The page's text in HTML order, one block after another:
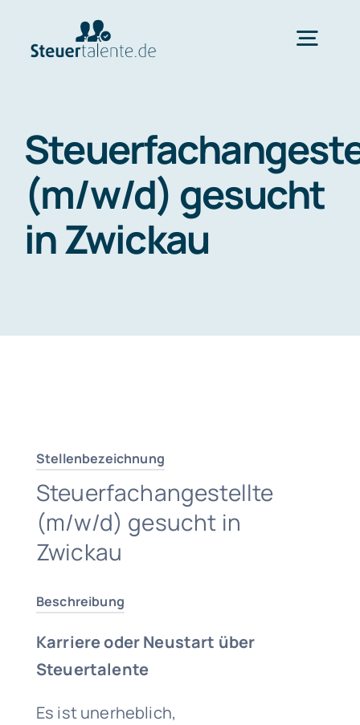
Wechsel
Ablauf
(m/w/d) gesucht
in Zwickau
Stellenbezeichnung
Steuerfachangestellte
(m/w/d) gesucht in
Zwickau
Beschreibung
Karriere oder Neustart über
Steuertalente
Es ist unerheblich,